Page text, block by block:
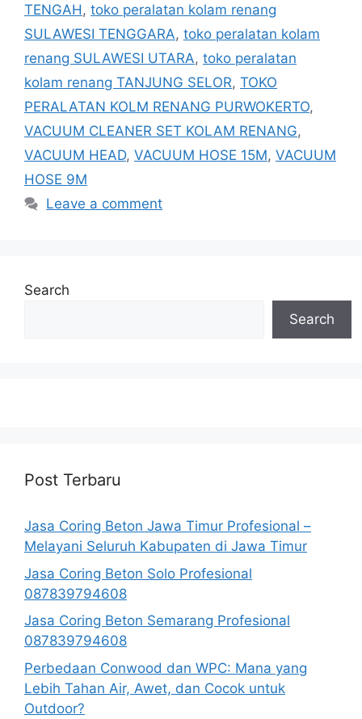
TENGAH, toko peralatan kolam renang
SULAWESI TENGGARA, toko peralatan kolam
renang SULAWESI UTARA, toko peralatan
kolam renang TANJUNG SELOR, TOKO
PERALATAN KOLM RENANG PURWOKERTO,
VACUUM CLEANER SET KOLAM RENANG,
VACUUM HEAD, VACUUM HOSE 15M, VACUUM
HOSE 9M
Leave a comment
Search
Search
Post Terbaru
Jasa Coring Beton Jawa Timur Profesional –
Melayani Seluruh Kabupaten di Jawa Timur
Jasa Coring Beton Solo Profesional
087839794608
Jasa Coring Beton Semarang Profesional
087839794608
Perbedaan Conwood dan WPC: Mana yang
Lebih Tahan Air, Awet, dan Cocok untuk
Outdoor?